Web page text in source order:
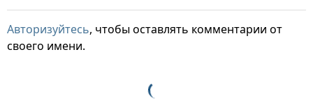
Авторизуйтесь, чтобы оставлять комментарии от
своего имени.